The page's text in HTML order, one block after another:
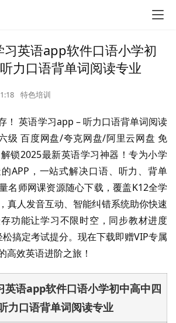
习英语app软件口语小学初
力口语背单词阅读专业
特色培训
！ 英语学习app – 听力口语背单词阅读
级 百度网盘/夸克网盘/阿里云网盘 免
锁2025最新英语学习神器！专为小学
APP，一站式解决口语、听力、背单
名师网课资源随心下载，覆盖K12全学
真人发音互动、智能纠错系统助你快速
功能让学习不限时空，同步教材进度
搞定考试提分。现在下载即赠VIP专属
高效英语进阶之旅！
英语app软件口语小学初中高中四
力口语背单词阅读专业